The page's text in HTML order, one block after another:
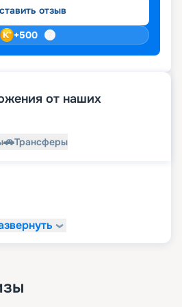
отзыв
+500
от наших
🚗Трансферы